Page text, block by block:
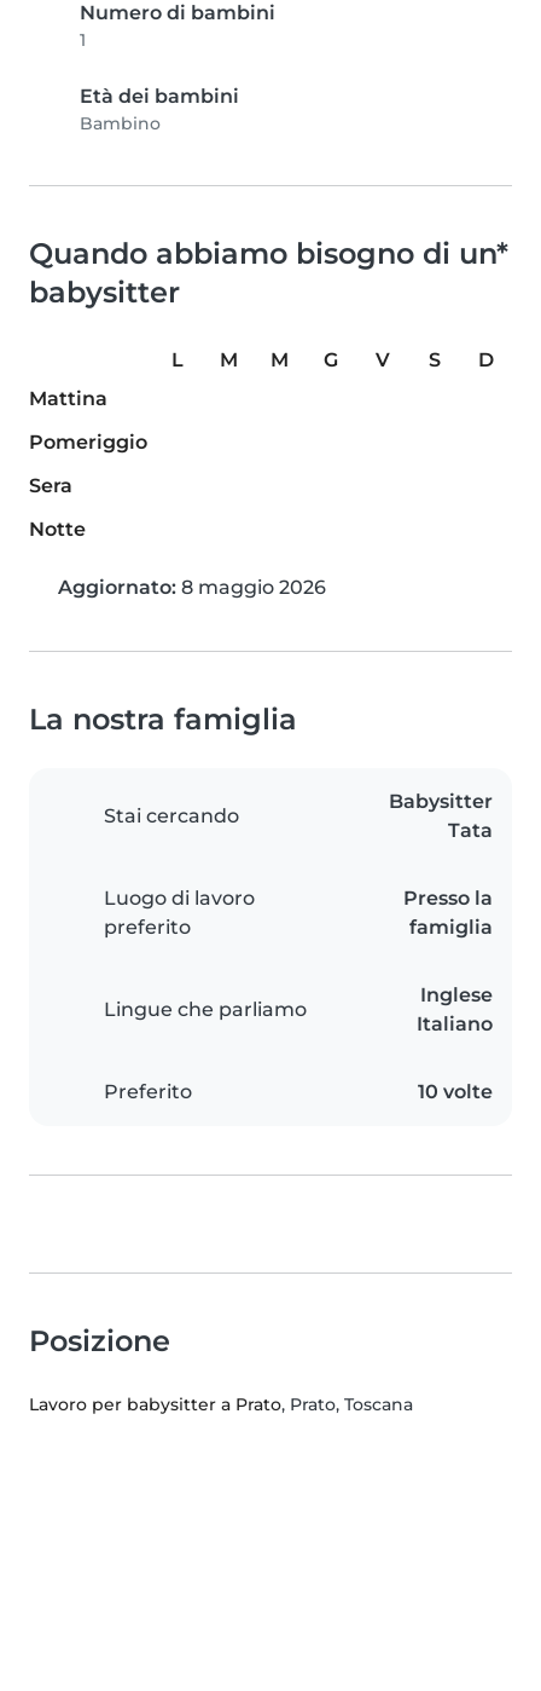
Numero di bambini
1
Età dei bambini
Bambino
Quando abbiamo bisogno di un*
babysitter
L M M G V S
D
Mattina
Pomeriggio
Sera
Notte
Aggiornato: 8 maggio 2026
La nostra famiglia
Stai cercando
Babysitter
Tata
Luogo di lavoro
preferito
Presso la
famiglia
Lingue che parliamo
Inglese
Italiano
Preferito 10 volte
Posizione
Lavoro per babysitter a Prato, Prato, Toscana